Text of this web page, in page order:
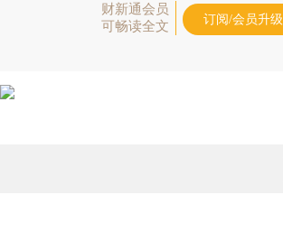
财新通会员
可畅读全文
订阅/会员升级